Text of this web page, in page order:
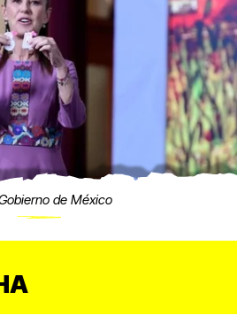
de México